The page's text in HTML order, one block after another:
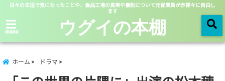
日々の生活で気になったことや、食品工場の真実や裏側について元従業員が赤裸々に告白し
ます
menu ウグイの本棚
ホーム ドラマ